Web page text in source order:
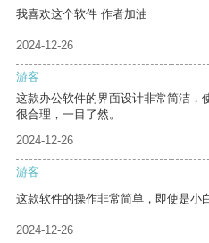
我喜欢这个软件 作者加油
2024-12-26
游客
这款办公软件的界面设计非常简洁，
很合理，一目了然。
2024-12-26
游客
这款软件的操作非常简单，即使是小
2024-12-26